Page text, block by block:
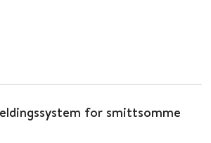
for smittsomme